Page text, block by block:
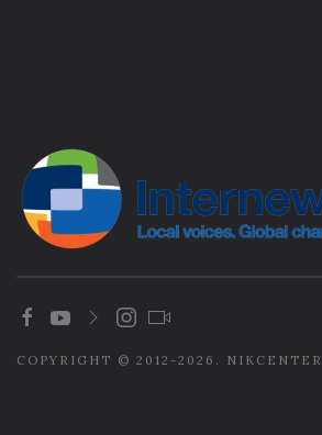
COPYRIGHT © 2012-2026. NIKCENTER